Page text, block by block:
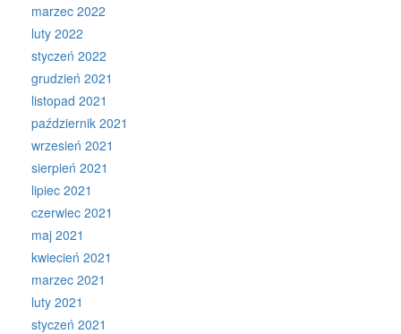
marzec 2022
luty 2022
styczeń 2022
grudzień 2021
listopad 2021
październik 2021
wrzesień 2021
sierpień 2021
lipiec 2021
czerwiec 2021
maj 2021
kwiecień 2021
marzec 2021
luty 2021
styczeń 2021